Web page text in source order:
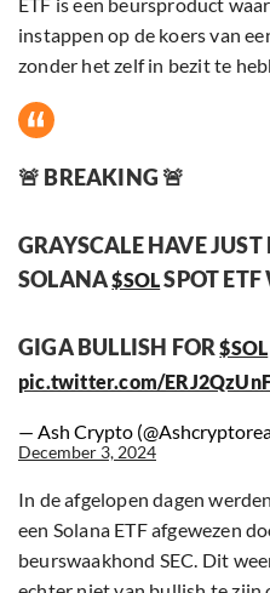
instappen op de koers van
zonder het zelf in bezit te
🚨 BREAKING 🚨
GRAYSCALE HAVE JUST
SOLANA$SOLSPOT
GIGA BULLISH FOR$SOL
pic.twitter.com/
— Ash Crypto
December 3, 2024
In de afgelopen dagen
een Solana ETF afgewezen
beurswaakhond SEC. Dit